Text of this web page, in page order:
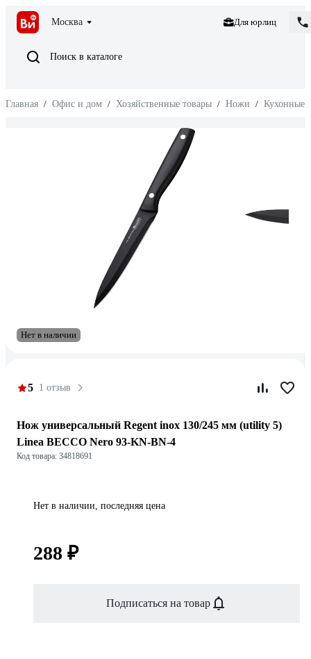
Москва Для юрлиц
Поиск в каталоге
Главная / Офис и дом / Хозяйственные товары / Ножи / Кухонные
Нет в наличии
5 1 отзыв
Нож универсальный Regent inox 130/245 мм (utility 5)
Linea BECCO Nero 93-KN-BN-4
Код товара: 34818691
Нет в наличии, последняя цена
288 ₽
Подписаться на товар